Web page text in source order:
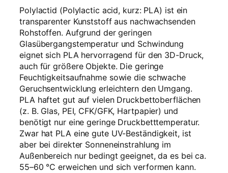
Polylactid (Polylactic acid, kurz: PLA) ist ein
transparenter Kunststoff aus nachwachsenden
Rohstoffen. Aufgrund der geringen
Glasübergangstemperatur und Schwindung
eignet sich PLA hervorragend für den 3D-Druck,
auch für größere Objekte. Die geringe
Feuchtigkeitsaufnahme sowie die schwache
Geruchsentwicklung erleichtern den Umgang.
PLA haftet gut auf vielen Druckbettoberflächen
(z. B. Glas, PEI, CFK/GFK, Hartpapier) und
benötigt nur eine geringe Druckbetttemperatur.
Zwar hat PLA eine gute UV-Beständigkeit, ist
aber bei direkter Sonneneinstrahlung im
Außenbereich nur bedingt geeignet, da es bei ca.
55–60 °C erweichen und sich verformen kann.